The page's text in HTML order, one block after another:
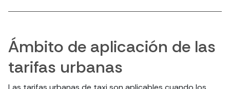
Ámbito de aplicación de las
tarifas urbanas